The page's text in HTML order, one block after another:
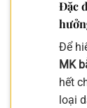
Đặc
Để
MK
hết
loại